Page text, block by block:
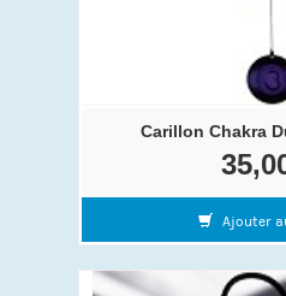
Carillon Chakra
Ajouter